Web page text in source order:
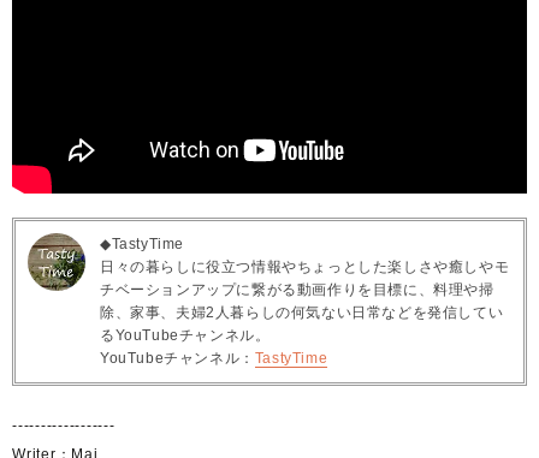
◆TastyTime
日々の暮らしに役立つ情報やちょっとした楽しさや癒しやモ
チベーションアップに繋がる動画作りを目標に、料理や掃
除、家事、夫婦2人暮らしの何気ない日常などを発信してい
るYouTubeチャンネル。
YouTubeチャンネル： TastyTime
------------------
Writer：Mai